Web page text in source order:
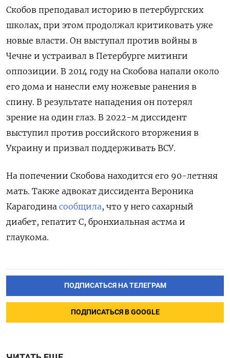
Скобов преподавал историю в петербургских
школах, при этом продолжал критиковать уже
новые власти. Он выступал против войны в
Чечне и устраивал в Петербурге митинги
оппозиции. В 2014 году на Скобова напали около
его дома и нанесли ему ножевые ранения в
спину. В результате нападения он потерял
зрение на один глаз. В 2022-м диссидент
выступил против российского вторжения в
Украину и призвал поддерживать ВСУ.
На попечении Скобова находится его 90-летняя
мать. Также адвокат диссидента Вероника
Карагодина сообщила, что у него сахарный
диабет, гепатит С, бронхиальная астма и
глаукома.
ПОДПИСАТЬСЯ НА ТЕЛЕГРАМ
ПОДПИСАТЬСЯ В GOOGLE